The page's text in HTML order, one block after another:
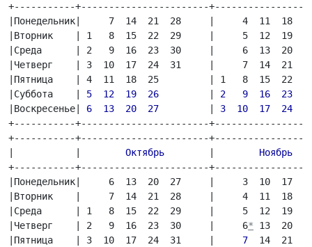
+-----------+-----------------------
|Понедельник|     7  14  21  28     |     4  11
|Вторник    | 1   8  15  22  29     |     5  12  19
|Среда      | 2   9  16  23  30     |     6  13  20
|Четверг    | 3  10  17  24  31     |     7  14
|Пятница    | 4  11  18  25         | 1   8  15  22
|Суббота    | 5  12  19  26
2   9  16  23
|Воскресенье| 6  13  20  27
3  10  17  24
+-----------+-----------------------
+-----------+-----------------------
Октябрь Ноябрь
+-----------+-----------------------
|Понедельник|     6  13  20  27     |     3  10
|Вторник    |     7  14  21  28     |     4  11  18
|Среда      | 1   8  15  22  29     |     5  12  19
|Четверг    | 2   9  16  23  30     |     6* 13  20
|Пятница    | 3  10  17  24  31     | 7
14  21